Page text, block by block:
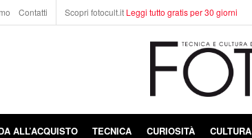
Contatti Scopri fotocult.it Leggi tutto gratis per 30 giorni
ALL’ACQUISTO TECNICA CURIOSITÀ CULTURA